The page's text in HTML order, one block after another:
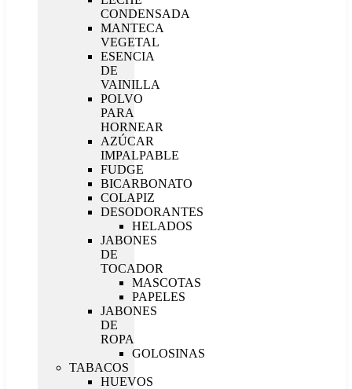
CONDENSADA
MANTECA
VEGETAL
ESENCIA
DE
VAINILLA
POLVO
PARA
HORNEAR
AZÚCAR
IMPALPABLE
FUDGE
BICARBONATO
COLAPIZ
DESODORANTES
HELADOS
JABONES
DE
TOCADOR
MASCOTAS
PAPELES
JABONES
DE
ROPA
GOLOSINAS
TABACOS
HUEVOS